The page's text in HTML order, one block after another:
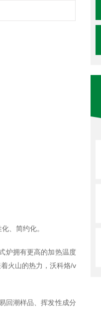
、简约化。
炉拥有更高的加热温度
火山的热力，沃科烙/v
回潮样品、挥发性成分